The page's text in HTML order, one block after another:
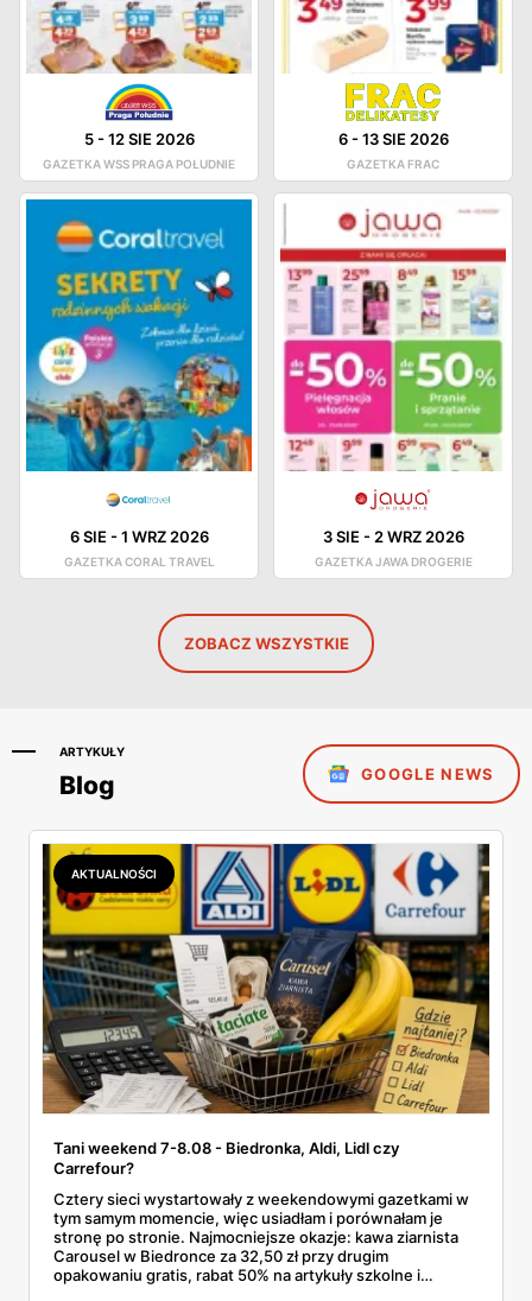
5-12 SIE 2026
GAZETKA WSS PRAGA POŁUDNIE
6-13 SIE 2026
GAZETKA FRAC
6 SIE -1 WRZ 2026
GAZETKA CORAL TRAVEL
3 SIE - 2 WRZ 2026
GAZETKA JAWA DROGERIE
ZOBACZ WSZYSTKIE
ARTYKUŁY
Blog GOOGLE NEWS
AKTUALNOŚCI
Tani weekend 7-8.08 - Biedronka, Aldi, Lidl czy
Carrefour?
Cztery sieci wystartowały z weekendowymi gazetkami w
tym samym momencie, więc usiadłam i porównałam je
stronę po stronie. Najmocniejsze okazje: kawa ziarnista
Carousel w Biedronce za 32,50 zł przy drugim
opakowaniu gratis, rabat 50% na artykuły szkolne i